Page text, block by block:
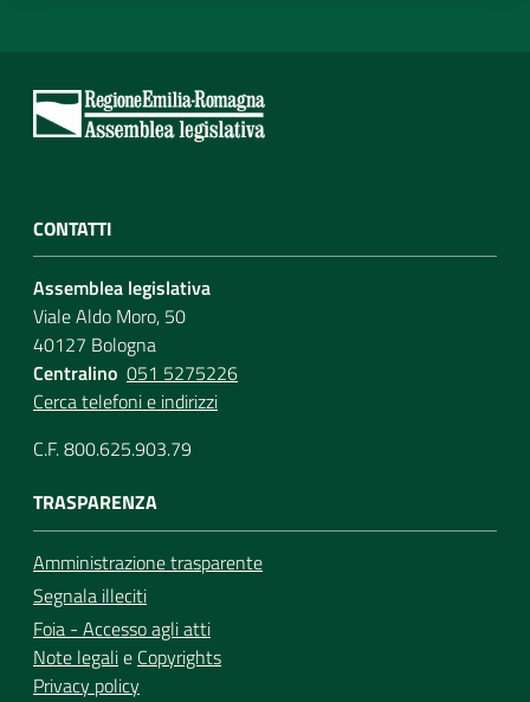
CONTATTI
Assemblea legislativa
Viale Aldo Moro, 50
40127 Bologna
Centralino 051 5275226
Cerca telefoni e indirizzi
C.F. 800.625.903.79
TRASPARENZA
Amministrazione trasparente
Segnala illeciti
Foia - Accesso agli atti
Note legalie Copyrights
Privacy policy